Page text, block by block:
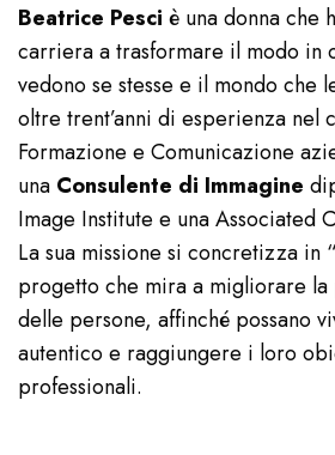
Beatrice Pesciè una donna che
carriera a trasformare il modo in
vedono se stesse e il mondo che
oltre trent’anni di esperienza nel
Formazione e Comunicazione
una Consulente di Immagine
Image Institute e una Associated
La sua missione si concretizza in “
progetto che mira a migliorare
delle persone, affinché possano
autentico e raggiungere i loro
professionali.